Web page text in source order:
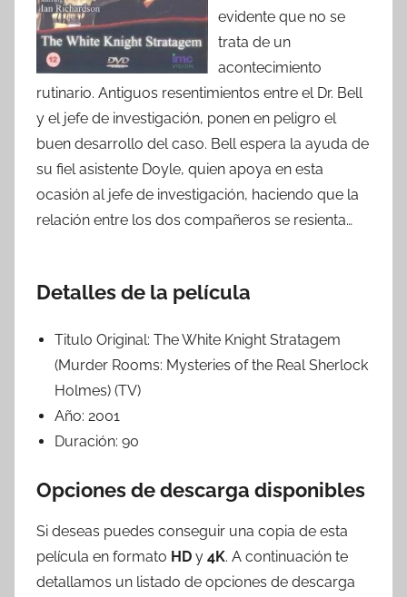
evidente que no se
trata de un
acontecimiento
rutinario. Antiguos resentimientos entre el Dr. Bell
y el jefe de investigación, ponen en peligro el
buen desarrollo del caso. Bell espera la ayuda de
su fiel asistente Doyle, quien apoya en esta
ocasión al jefe de investigación, haciendo que la
relación entre los dos compañeros se resienta…
Detalles de la película
Titulo Original: The White Knight Stratagem
(Murder Rooms: Mysteries of the Real Sherlock
Holmes) (TV)
Año: 2001
Duración: 90
Opciones de descarga disponibles
Si deseas puedes conseguir una copia de esta
película en formato HD y 4K. A continuación te
detallamos un listado de opciones de descarga